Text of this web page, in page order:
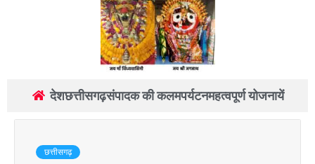
देशछत्तीसगढ़संपादक की कलमपर्यटनमहत्वपूर्ण योजनायें
छत्तीसगढ़